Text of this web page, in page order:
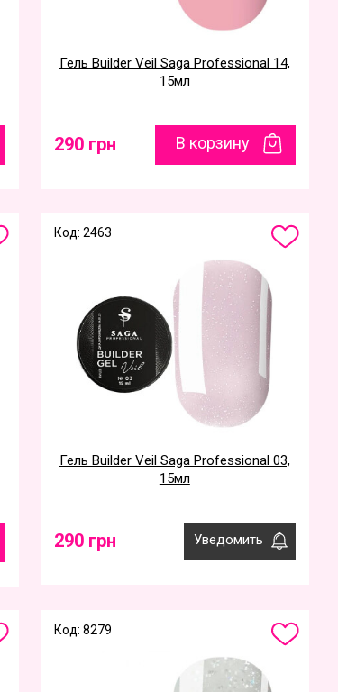
Гель Builder Veil Saga Professional 14,
15мл
290 грн В корзину
Код: 2463
Гель Builder Veil Saga Professional 03,
15мл
290 грн Уведомить
Код: 8279